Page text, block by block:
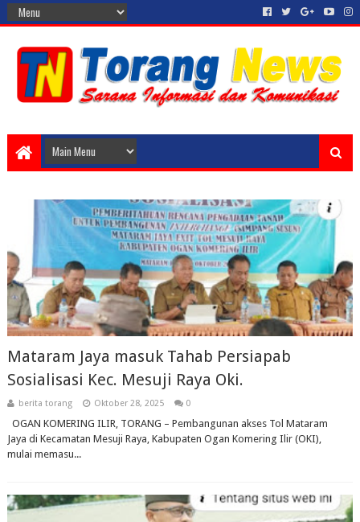
Mataram Jaya masuk Tahab Persiapab
Sosialisasi Kec. Mesuji Raya Oki.
berita torang Oktober 28, 2025 0
OGAN KOMERING ILIR, TORANG – Pembangunan akses Tol Mataram
Jaya di Kecamatan Mesuji Raya, Kabupaten Ogan Komering Ilir (OKI),
mulai memasu...